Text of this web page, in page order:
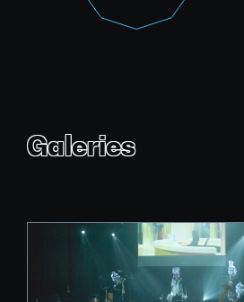
Galeries